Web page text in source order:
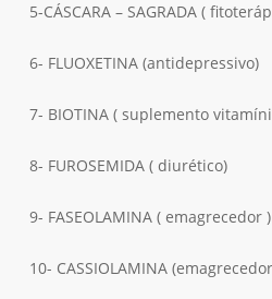
5-CÁSCARA – SAGRADA (
6- FLUOXETINA (antidepressivo)
7- BIOTINA ( suplemento
8- FUROSEMIDA ( diurético)
9- FASEOLAMINA ( emagrecedor )
10- CASSIOLAMINA